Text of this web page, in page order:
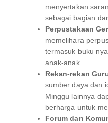
menyertakan
sebagai bagian
Perpustakaan
memelihara
termasuk buku
anak-anak.
Rekan-rekan
sumber daya dan
Minggu lainnya
berharga untuk
Forum dan